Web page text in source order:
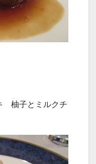
柚子とミルクチ